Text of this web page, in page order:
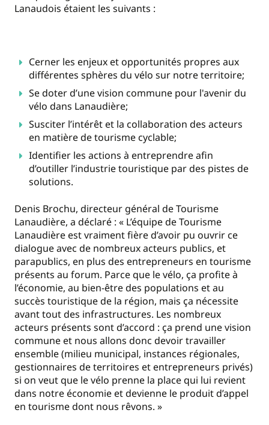
Lanaudois étaient les suivants :
Cerner les enjeux et opportunités propres aux
différentes sphères du vélo sur notre territoire;
Se doter d’une vision commune pour l'avenir du
vélo dans Lanaudière;
Susciter l’intérêt et la collaboration des acteurs
en matière de tourisme cyclable;
Identifier les actions à entreprendre afin
d’outiller l’industrie touristique par des pistes de
solutions.
Denis Brochu, directeur général de Tourisme
Lanaudière, a déclaré : « L’équipe de Tourisme
Lanaudière est vraiment fière d’avoir pu ouvrir ce
dialogue avec de nombreux acteurs publics, et
parapublics, en plus des entrepreneurs en tourisme
présents au forum. Parce que le vélo, ça profite à
l’économie, au bien-être des populations et au
succès touristique de la région, mais ça nécessite
avant tout des infrastructures. Les nombreux
acteurs présents sont d’accord : ça prend une vision
commune et nous allons donc devoir travailler
ensemble (milieu municipal, instances régionales,
gestionnaires de territoires et entrepreneurs privés)
si on veut que le vélo prenne la place qui lui revient
dans notre économie et devienne le produit d’appel
en tourisme dont nous rêvons. »